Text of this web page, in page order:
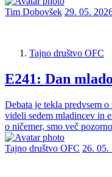
Tim Dobovšek 29. 05.
Tajno društvo OFC
E241: Dan
Debata je tekla predvsem
videli sedem mladincev in
o ničemer, smo več
Tajno društvo OFC 26. 05.